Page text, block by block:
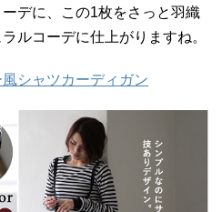
デに、この1枚をさっと羽織
ルコーデに仕上がりますね。
シャツカーディガン